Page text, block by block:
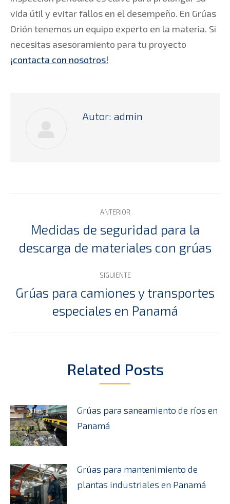
vida útil y evitar fallos en el desempeño. En Grúas
Orión tenemos un equipo experto en la materia. Si
necesitas asesoramiento para tu proyecto
¡contacta con nosotros!
Autor: admin
Navegación
entre
publicaciones
ANTERIOR
Publicación
anterior:
Medidas de seguridad para la
descarga de materiales con grúas
SIGUIENTE
Publicación
siguiente:
Grúas para camiones y transportes
especiales en Panamá
Related Posts
Grúas para saneamiento de ríos en
Panamá
Grúas para mantenimiento de
plantas industriales en Panamá